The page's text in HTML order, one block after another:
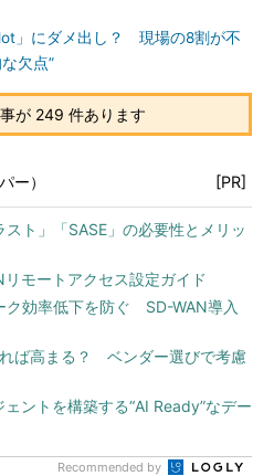
」にダメ出し？ 現場の8割が不
欠点”
が 249 件あります
ー） [PR]
ト」「SASE」の必要性とメリッ
モートアクセス設定ガイド
ク効率低下を防ぐ SD-WAN導入
ば高まる？ ベンダー選びで考慮
ントを構築する“AI Ready”なデー
Recommended by